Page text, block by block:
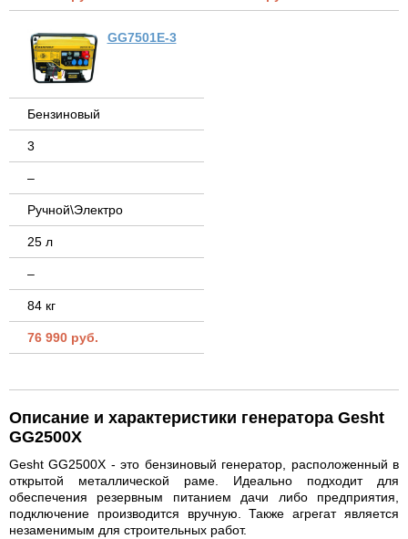
GG7501E-3
Бензиновый
3
–
Ручной\Электро
25 л
–
84 кг
76 990 руб.
Описание и характеристики генератора Gesht
GG2500X
Gesht GG2500X - это бензиновый генератор, расположенный в
открытой металлической раме. Идеально подходит для
обеспечения резервным питанием дачи либо предприятия,
подключение производится вручную. Также агрегат является
незаменимым для строительных работ.